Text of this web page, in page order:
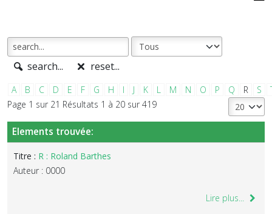
search... reset...
A B C D E F G H I J K L M N O P Q R S
Page 1 sur 21 Résultats 1 à 20 sur 419
Elements trouvée:
Titre : R : Roland Barthes
Auteur : 0000
Lire plus...